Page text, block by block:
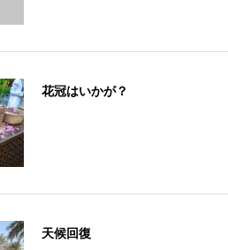
花冠はいかが？
天候回復